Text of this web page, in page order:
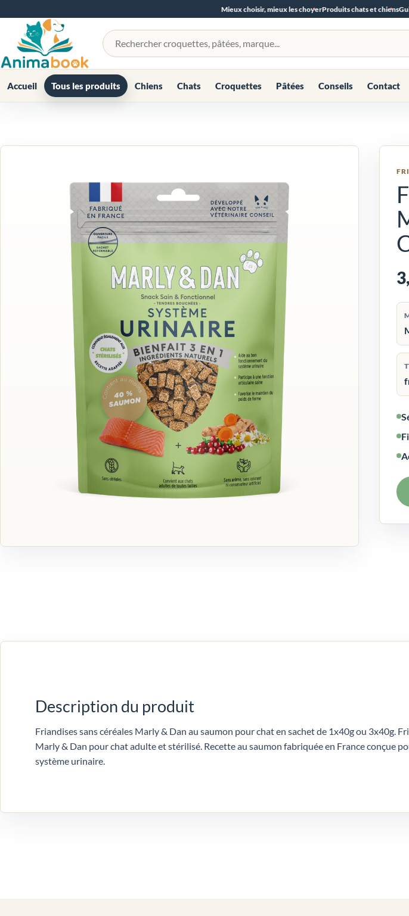
Mieux choisir, mieux les choyerProduits chats et chiens
Rechercher un produit
Accueil Tous les produits Chiens Chats Croquettes Pâtées Conseils Contact
Description du produit
Friandises sans céréales Marly & Dan au saumon pour chat en sachet de 1x40g ou 3x40g.
Marly & Dan pour chat adulte et stérilisé. Recette au saumon fabriquée en France conçue
système urinaire.